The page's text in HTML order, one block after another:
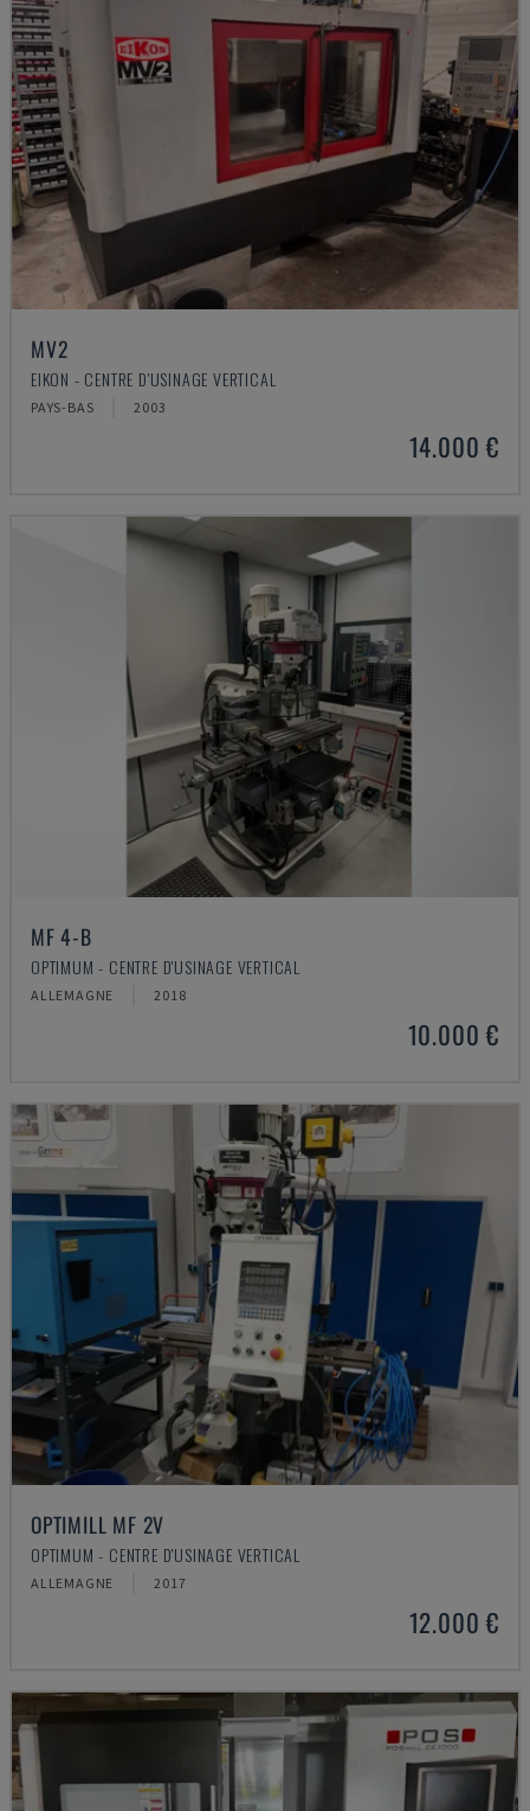
MV2
EIKON - CENTRE D'USINAGE VERTICAL
PAYS-BAS 2003
14.000 €
MF 4-B
OPTIMUM - CENTRE D'USINAGE VERTICAL
ALLEMAGNE 2018
10.000 €
OPTIMILL MF 2V
OPTIMUM - CENTRE D'USINAGE VERTICAL
ALLEMAGNE 2017
12.000 €